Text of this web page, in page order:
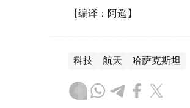
【编译：阿遥】
科技 航天 哈萨克斯坦